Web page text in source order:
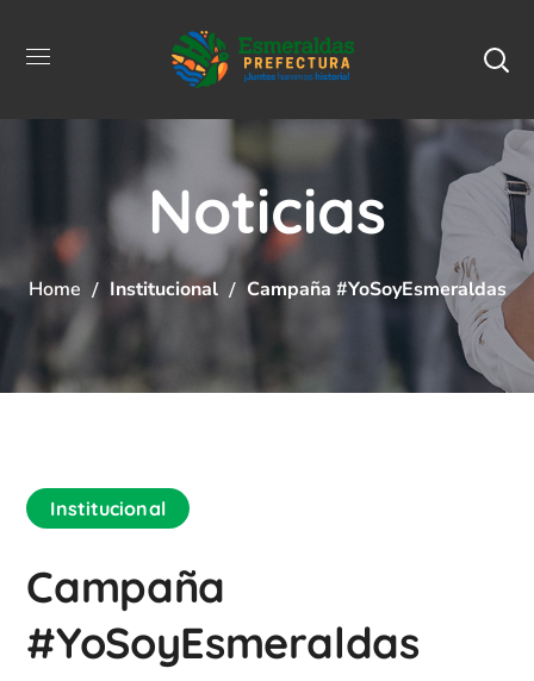
Noticias
Home Institucional Campaña #YoSoyEsmeraldas
Institucional
Campaña
#YoSoyEsmeraldas